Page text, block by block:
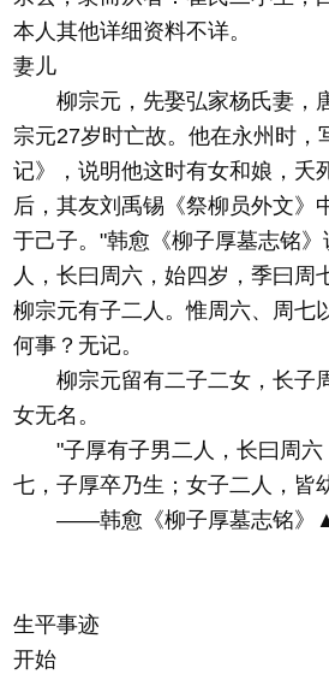
本人其他详细资料不详。
妻儿
柳宗元，先娶弘家杨氏妻，唐
宗元27岁时亡故。他在永州时，
记》，说明他这时有女和娘，夭
后，其友刘禹锡《祭柳员外文》
于己子。"韩愈《柳子厚墓志铭
人，长曰周六，始四岁，季曰周
柳宗元有子二人。惟周六、周七
何事？无记。
柳宗元留有二子二女，长子
女无名。
"子厚有子男二人，长曰周六
七，子厚卒乃生；女子二人，皆
——韩愈《柳子厚墓志铭》
生平事迹
开始